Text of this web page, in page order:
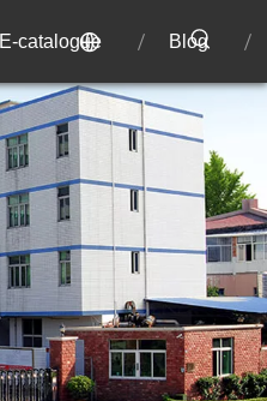
E-catalogue Blog